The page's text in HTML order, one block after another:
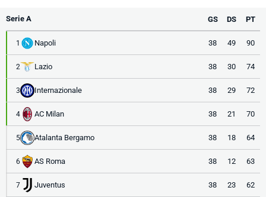
Serie A GS DS PT
1 Napoli 38 49 90
2 Lazio 38 30 74
3 Internazionale 38 29 72
4 AC Milan 38 21 70
5 Atalanta Bergamo 38 18 64
6 AS Roma 38 12 63
7 Juventus 38 23 62